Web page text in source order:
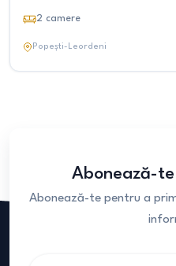
2 camere
Popești-Leordeni
Abonează-
Abonează-te pentru a